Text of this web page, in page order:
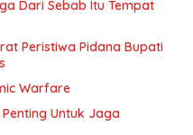
Dari Sebab Itu Tempat
Peristiwa Pidana Bupati
Warfare
Untuk Jaga